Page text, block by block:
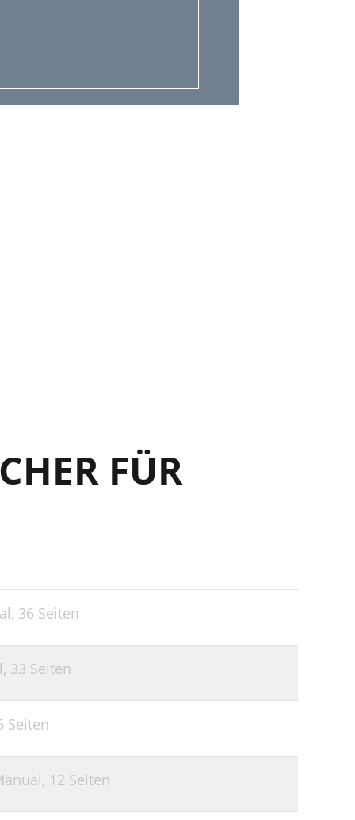
FÜR
36 Seiten
33 Seiten
Seiten
12 Seiten